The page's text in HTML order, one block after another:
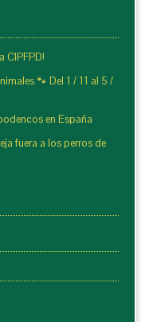
CIPFPD!
🐾 Del 1 / 11 al 5 /
en España
fuera a los perros de